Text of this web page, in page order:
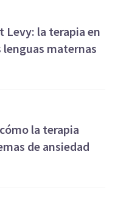
Levy: la terapia en
maternas
la terapia
de ansiedad